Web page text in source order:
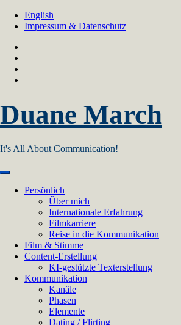
Skip
English
Impressum & Datenschutz
Duane March
It's All About Communication!
Persönlich
Über mich
Internationale Erfahrung
Filmkarriere
Reise in die Kommunikation
Film & Stimme
Content-Erstellung
KI-gestützte Texterstellung
Kommunikation
Kanäle
Phasen
Elemente
Dating / Flirting